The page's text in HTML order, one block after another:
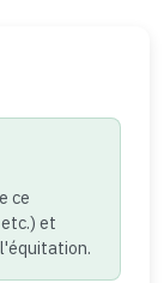
ce
et